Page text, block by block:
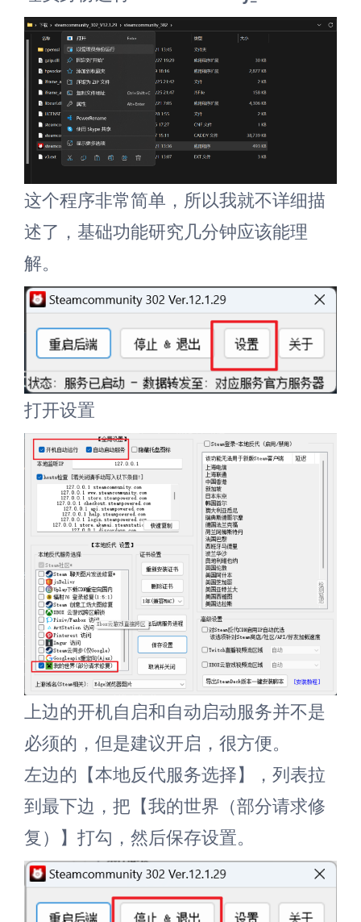
这个程序非常简单，所以我就不详细描
述了，基础功能研究几分钟应该能理
解。
打开设置
上边的开机自启和自动启动服务并不是
必须的，但是建议开启，很方便。
左边的【本地反代服务选择】，列表拉
到最下边，把【我的世界（部分请求修
复）】打勾，然后保存设置。